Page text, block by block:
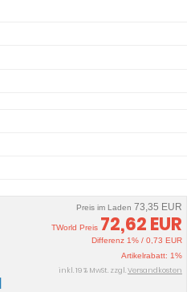
Preis im Laden 73,35 EUR
TWorld Preis 72,62 EUR
Differenz 1% / 0,73 EUR
Artikelrabatt: 1%
inkl. 19 % MwSt. zzgl.Versandkosten